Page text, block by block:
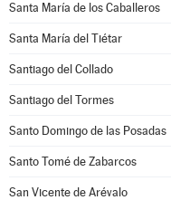
Santa María de los Caballeros
Santa María del Tiétar
Santiago del Collado
Santiago del Tormes
Santo Domingo de las Posadas
Santo Tomé de Zabarcos
San Vicente de Arévalo